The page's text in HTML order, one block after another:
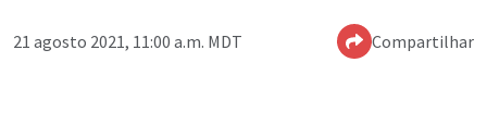
21 agosto 2021, 11:00 a.m. MDT Compartilhar